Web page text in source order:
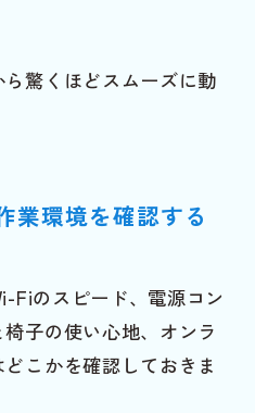
驚くほどスムーズに動
環境を確認する
Fiのスピード、電源コン
子の使い心地、オンラ
こかを確認しておきま